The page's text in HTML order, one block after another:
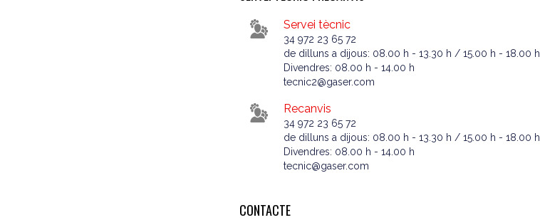
Servei tècnic
34 972 23 65 72
de dilluns a dijous: 08.00 h - 13.30 h / 15.00 h - 18.00 h
Divendres: 08.00 h - 14.00 h
tecnic2@gaser.com
Recanvis
34 972 23 65 72
de dilluns a dijous: 08.00 h - 13.30 h / 15.00 h - 18.00 h
Divendres: 08.00 h - 14.00 h
tecnic@gaser.com
CONTACTE